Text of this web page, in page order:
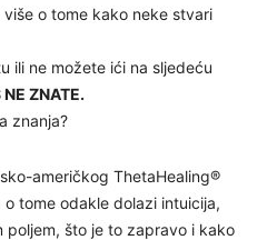
o tome kako neke stvari
ili ne možete ići na sljedeću
ZNATE.
znanja?
američkog ThetaHealing®
tome odakle dolazi intuicija,
poljem, što je to zapravo i kako